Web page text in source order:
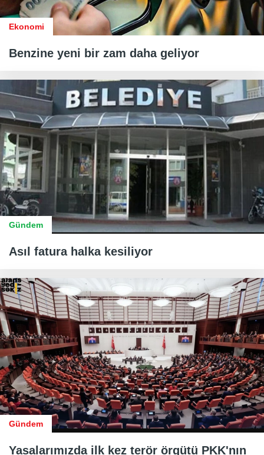
Ekonomi
Benzine yeni bir zam daha geliyor
Gündem
Asıl fatura halka kesiliyor
Gündem
Yasalarımızda ilk kez terör örgütü PKK'nın